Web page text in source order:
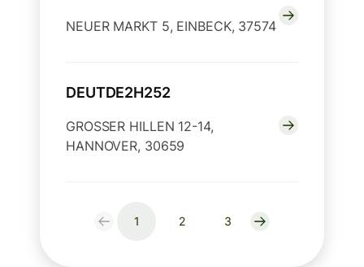
NEUER MARKT 5, EINBECK, 37574
DEUTDE2H252
GROSSER HILLEN 12-14,
HANNOVER, 30659
1 2 3